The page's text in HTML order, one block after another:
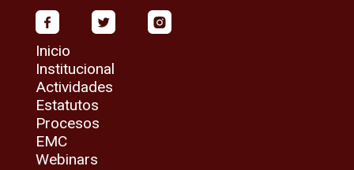
Inicio
Institucional
Actividades
Estatutos
Procesos
EMC
Webinars